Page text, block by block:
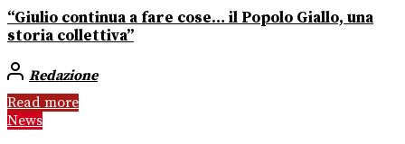
“Giulio continua a fare cose… il Popolo Giallo, una
storia collettiva”
Redazione
Read more
News